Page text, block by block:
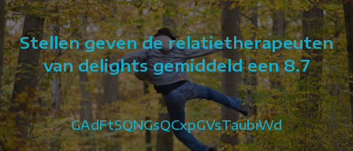
Stellen geven de relatietherapeuten
van delights gemiddeld een 8.7
GAdFtSQNGsQCxpGVsTaubiWd